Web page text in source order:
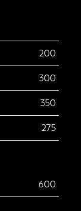
200
300
350
275
600